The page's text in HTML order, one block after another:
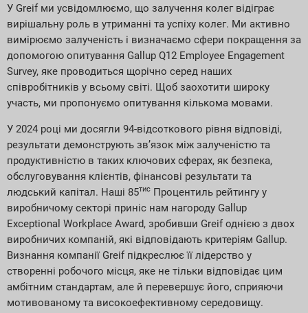
У Greif ми усвідомлюємо, що залучення колег відіграє
вирішальну роль в утриманні та успіху колег. Ми активно
вимірюємо залученість і визначаємо сфери покращення за
допомогою опитування Gallup Q12 Employee Engagement
Survey, яке проводиться щорічно серед наших
співробітників у всьому світі. Щоб заохотити широку
участь, ми пропонуємо опитування кількома мовами.
У 2024 році ми досягли 94-відсоткового рівня відповіді,
результати демонструють зв’язок між залученістю та
продуктивністю в таких ключових сферах, як безпека,
обслуговування клієнтів, фінансові результати та
людський капітал. Наші 85тис Процентиль рейтингу у
виробничому секторі приніс нам нагороду Gallup
Exceptional Workplace Award, зробивши Greif однією з двох
виробничих компаній, які відповідають критеріям Gallup.
Визнання компанії Greif підкреслює її лідерство у
створенні робочого місця, яке не тільки відповідає цим
амбітним стандартам, але й перевершує його, сприяючи
мотивованому та високоефективному середовищу.